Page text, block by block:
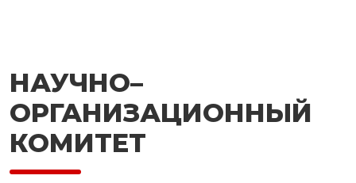
НАУЧНО–
ОРГАНИЗАЦИОННЫЙ
КОМИТЕТ